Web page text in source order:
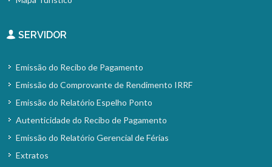
SERVIDOR
Emissão do Recibo de Pagamento
Emissão do Comprovante de Rendimento IRRF
Emissão do Relatório Espelho Ponto
Autenticidade do Recibo de Pagamento
Emissão do Relatório Gerencial de Férias
Extratos